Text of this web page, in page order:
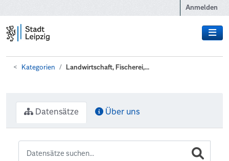
Anmelden
Kategorien Landwirtschaft, Fischerei,...
Datensätze Über uns